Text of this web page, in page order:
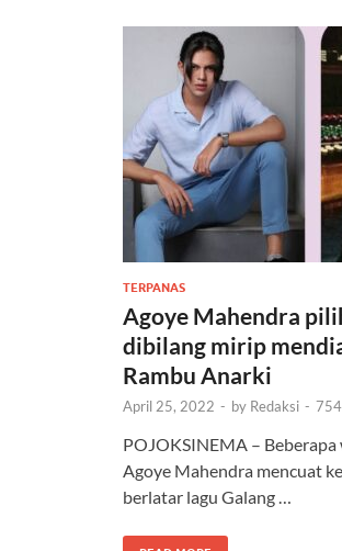
TERPANAS
Agoye Mahendra
dibilang mirip
Rambu Anarki
April 25, 2022 - by Redaksi -
POJOKSINEMA –
Agoye Mahendra mencuat
berlatar lagu Galang …